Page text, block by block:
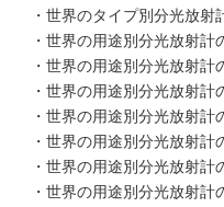
・世界のタイプ別分光放射
・世界の用途別分光放射計
・世界の用途別分光放射計
・世界の用途別分光放射計
・世界の用途別分光放射計
・世界の用途別分光放射計
・世界の用途別分光放射計
・世界の用途別分光放射計